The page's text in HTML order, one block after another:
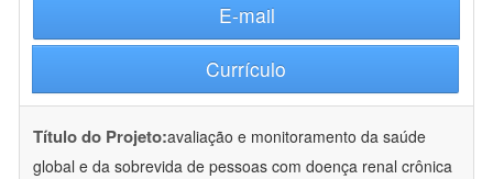
E-mail
Currículo
Título do Projeto:avaliação e monitoramento da saúde
global e da sobrevida de pessoas com doença renal crônica